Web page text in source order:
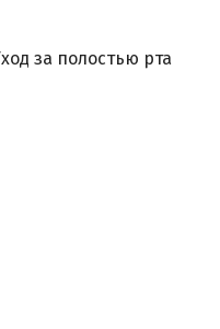
за полостью рта